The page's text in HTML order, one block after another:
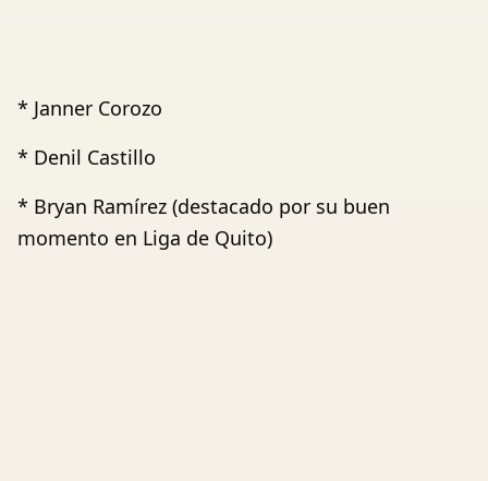
* Janner Corozo
* Denil Castillo
* Bryan Ramírez (destacado por su buen
momento en Liga de Quito)